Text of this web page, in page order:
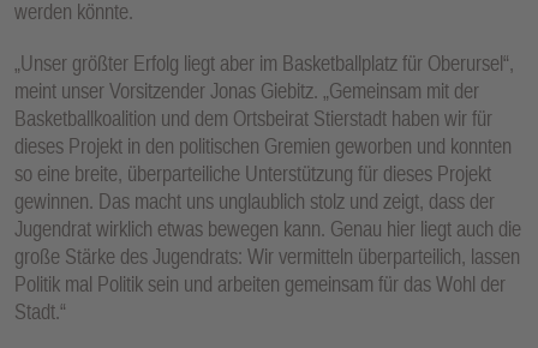
werden könnte.
„Unser größter Erfolg liegt aber im Basketballplatz für Oberursel“,
meint unser Vorsitzender Jonas Giebitz. „Gemeinsam mit der
Basketballkoalition und dem Ortsbeirat Stierstadt haben wir für
dieses Projekt in den politischen Gremien geworben und konnten
so eine breite, überparteiliche Unterstützung für dieses Projekt
gewinnen. Das macht uns unglaublich stolz und zeigt, dass der
Jugendrat wirklich etwas bewegen kann. Genau hier liegt auch die
große Stärke des Jugendrats: Wir vermitteln überparteilich, lassen
Politik mal Politik sein und arbeiten gemeinsam für das Wohl der
Stadt.“